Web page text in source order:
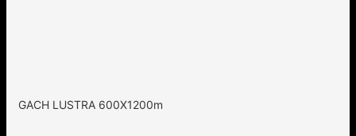
GACH LUSTRA 600X1200m